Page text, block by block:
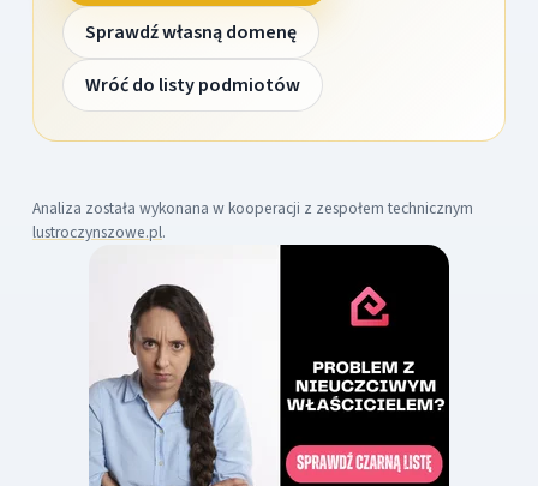
Sprawdź własną domenę
Wróć do listy podmiotów
Analiza została wykonana w kooperacji z zespołem technicznym
lustroczynszowe.pl.